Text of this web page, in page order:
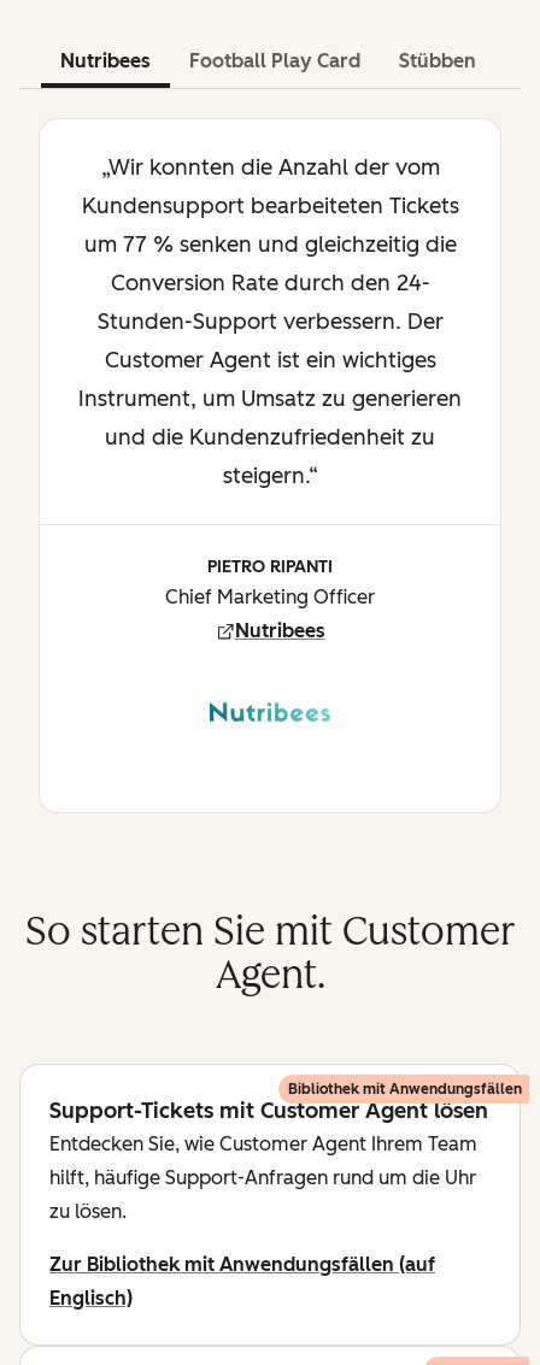
Nutribees Football Play Card Stübben
„Wir konnten die Anzahl der vom
Kundensupport bearbeiteten Tickets
um 77 % senken und gleichzeitig die
Conversion Rate durch den 24-
Stunden-Support verbessern. Der
Customer Agent ist ein wichtiges
Instrument, um Umsatz zu generieren
und die Kundenzufriedenheit zu
steigern.“
PIETRO RIPANTI
Chief Marketing Officer
Nutribees
So starten Sie mit Customer
Agent.
Bibliothek mit Anwendungsfällen
Support-Tickets mit Customer Agent lösen
Entdecken Sie, wie Customer Agent Ihrem Team
hilft, häufige Support-Anfragen rund um die Uhr
zu lösen.
Zur Bibliothek mit Anwendungsfällen (auf
Englisch)